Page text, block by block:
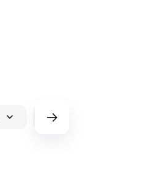
cv/filters/name_fast_delivery